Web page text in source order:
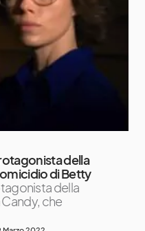
della
di Betty
della
che